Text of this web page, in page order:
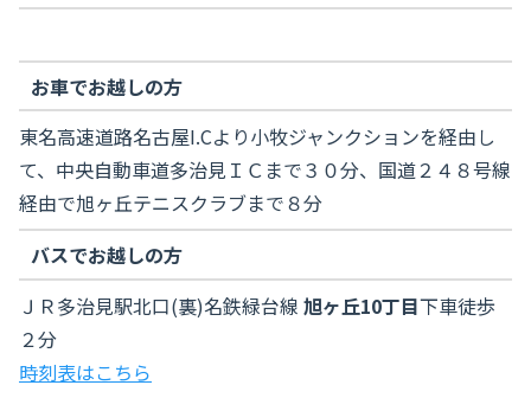
お車でお越しの方
東名高速道路名古屋I.Cより小牧ジャンクションを経由し
て、中央自動車道多治見ＩＣまで３０分、国道２４８号線
経由で旭ヶ丘テニスクラブまで８分
バスでお越しの方
ＪＲ多治見駅北口(裏)名鉄緑台線 旭ヶ丘10丁目下車徒歩
２分
時刻表はこちら